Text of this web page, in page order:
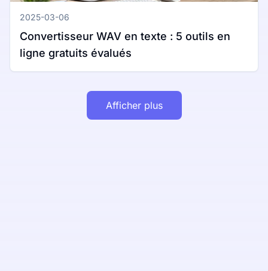
2025-03-06
Convertisseur WAV en texte : 5 outils en
ligne gratuits évalués
Afficher plus